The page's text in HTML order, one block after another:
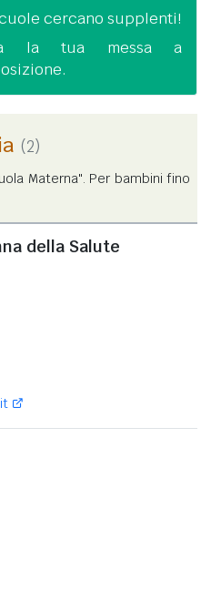
cercano supplenti!
la tua messa a
(2)
Materna". Per bambini fino
della Salute